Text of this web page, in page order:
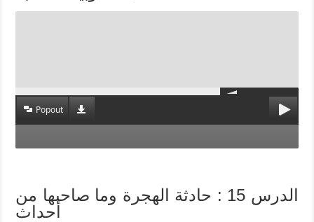
Popout
الدرس 15 : حادثة الهجرة وما صاحبها من
أحداث